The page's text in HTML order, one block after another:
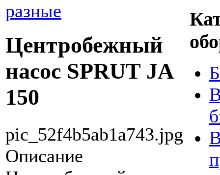
разные
Центробежный
насос SPRUT JA
150
pic_52f4b5ab1a743.jpg
Описание